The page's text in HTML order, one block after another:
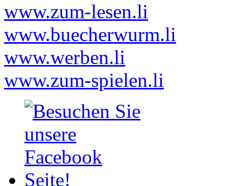
www.zum-lesen.li
www.buecherwurm.li
www.werben.li
www.zum-spielen.li